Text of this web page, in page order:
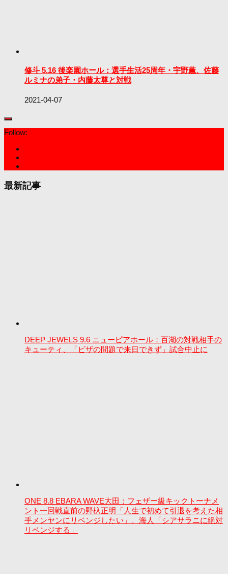
修斗 5.16 後楽園ホール：選手生活25周年・宇野薫、佐藤
ルミナの弟子・内藤太尊と対戦
2021-04-07
Follow:
最新記事
DEEP JEWELS 9.6 ニューピアホール：百湖の対戦相手の
キューティ、「ビザの問題で来日できず」試合中止に
ONE 8.8 EBARA WAVE大田：フェザー級キックトーナメ
ント一回戦直前の野杁正明「人生で初めて引退を考えた相
手メンヤンにリベンジしたい」、海人「シアサラニに絶対
リベンジする」